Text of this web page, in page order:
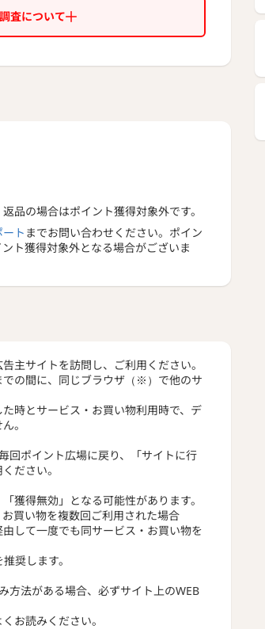
査について
品の場合はポイント獲得対象外です。
ト までお問い合わせください。ポイン
ト獲得対象外となる場合がございま
主サイトを訪問し、ご利用ください。
の間に、同じブラウザ（※）で他のサ
時とサービス・お買い物利用時で、デ
。
回ポイント広場に戻り、「サイトに行
ださい。
獲得無効」となる可能性があります。
買い物を複数回ご利用された場合
して一度でも同サービス・お買い物を
奨します。
方法がある場合、必ずサイト上のWEB
お読みください。